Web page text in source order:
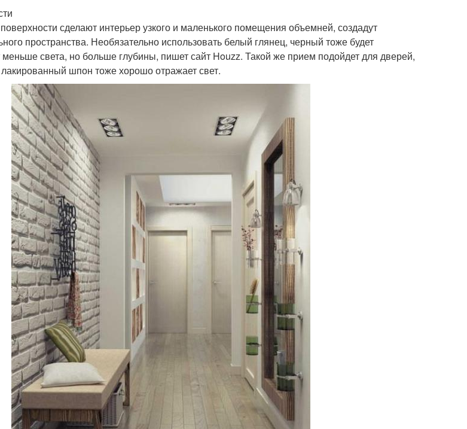
сделают интерьер узкого и маленького помещения объемней, создадут
пространства. Необязательно использовать белый глянец, черный тоже будет
света, но больше глубины, пишет сайт Houzz. Такой же прием подойдет для дверей,
шпон тоже хорошо отражает свет.